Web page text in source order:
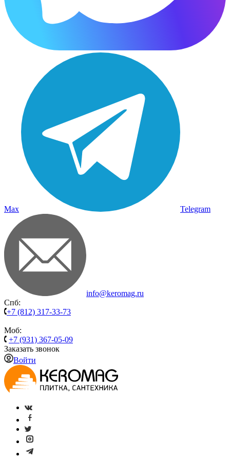
Max Telegram
info@keromag.ru
Спб:
+7 (812) 317-33-73
Моб:
+7 (931) 367-05-09
Заказать звонок
Войти